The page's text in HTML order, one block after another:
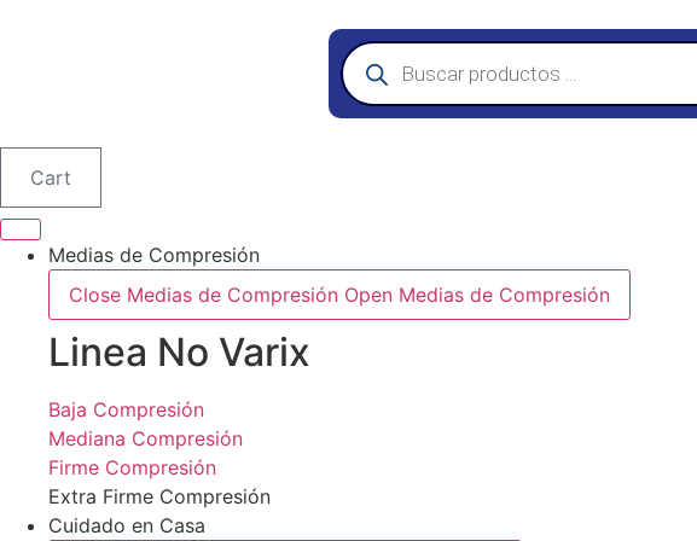
Búsqueda
de
productos
Cart
Medias de Compresión
Close Medias de Compresión Open Medias de Compresión
Linea No Varix
Baja Compresión
Mediana Compresión
Firme Compresión
Extra Firme Compresión
Cuidado en Casa